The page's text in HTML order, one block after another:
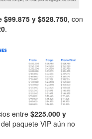
$99.875 y $528.750, con
.
entre $225.000 y
paquete VIP aún no